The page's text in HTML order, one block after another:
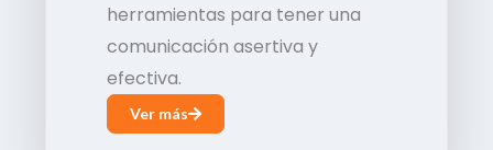
herramientas para tener una
comunicación asertiva y
efectiva.
Ver más